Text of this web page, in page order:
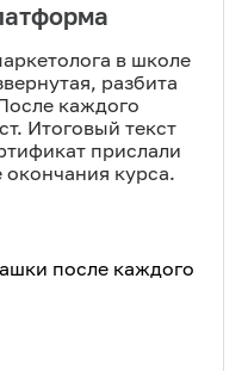
в школе
разбита
каждого
Итоговый текст
прислали
окончания курса.
после каждого